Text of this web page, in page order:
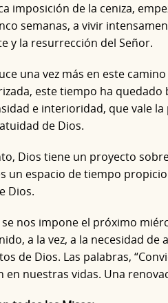
imposición de la ceniza,
semanas, a vivir
y la resurrección del Señor.
una vez más en este
este tiempo ha
e interioridad, que vale
de Dios.
Dios tiene un proyecto
un espacio de tiempo
Dios.
se nos impone el próximo
a la vez, a la necesidad
de Dios. Las palabras,
en nuestras vidas. Una